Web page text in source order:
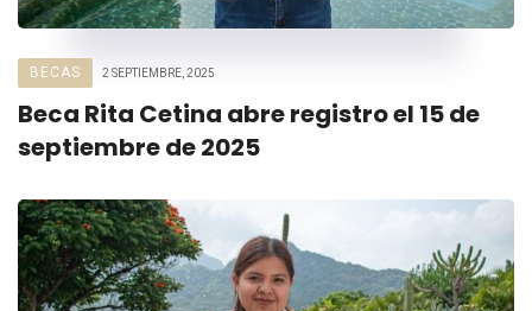
BECAS 2 SEPTIEMBRE, 2025
Beca Rita Cetina abre registro el 15 de
septiembre de 2025